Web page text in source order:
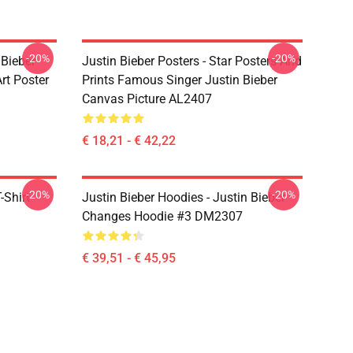
Poster
-20%
Justin Bieber Posters - Star Posters And
Prints Famous Singer Justin Bieber
Canvas Picture AL2407
€ 18,21 - € 42,22
-20%
Shirt-20%
Justin Bieber Hoodies - Justin Bieber
Changes Hoodie #3 DM2307
€ 39,51 - € 45,95
-20%